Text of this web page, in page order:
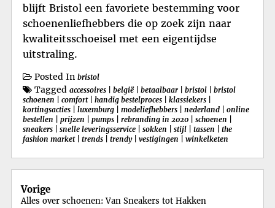
blijft Bristol een favoriete bestemming voor
schoenenliefhebbers die op zoek zijn naar
kwaliteitsschoeisel met een eigentijdse
uitstraling.
Posted In bristol
Tagged accessoires belgië| betaalbaar bristol
bristol
schoenen
comfort| handig bestelproces klassiekers
kortingsacties
luxemburg modeliefhebbers nederland
online
bestellen
prijzen pumps rebranding in 2020 schoenen
sneakers
snelle leveringsservice sokken stijl tassen
the
fashion market| trends trendy| vestigingen winkelketen
Berichtnavigatie
Vorige
Alles over schoenen: Van Sneakers tot Hakken